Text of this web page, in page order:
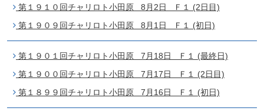
第１９１０回チャリロト小田原 8月2日 Ｆ１ (2日目)
第１９０９回チャリロト小田原 8月1日 Ｆ１ (初日)
第１９０１回チャリロト小田原 7月18日 Ｆ１ (最終日)
第１９００回チャリロト小田原 7月17日 Ｆ１ (2日目)
第１８９９回チャリロト小田原 7月16日 Ｆ１ (初日)